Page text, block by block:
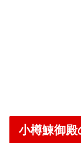
小樽鰊御殿